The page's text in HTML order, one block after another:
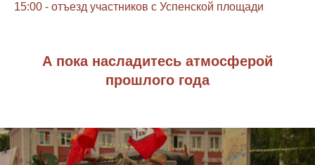
15:00 - отъезд участников с Успенской площади
А пока насладитесь атмосферой
прошлого года